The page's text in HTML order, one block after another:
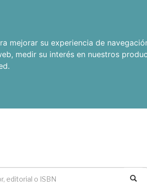
mejorar su experiencia de
, medir su interés en nuestros
.